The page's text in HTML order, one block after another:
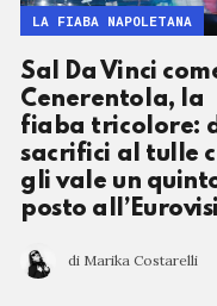
Sal Da Vinci
Cenerentola, la
fiaba tricolore:
sacrifici al tulle
gli vale un
posto
di Marika Costarelli
LA FIABA NAPOLETANA